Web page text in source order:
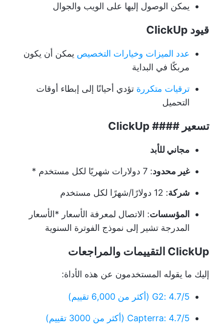
يمكن الوصول إليها على الويب والجوال
قيود ClickUp
عدد الميزات وخيارات التخصيص يمكن أن يكون
مربكًا في البداية
ترقيات متكررة تؤدي أحيانًا إلى إبطاء أوقات
التحميل
تسعير #### ClickUp
مجاني للأبد
غير محدود: 7 دولارات شهريًا لكل مستخدم *
شركة: 12 دولارًا/شهرًا لكل مستخدم
المؤسسات: الاتصال لمعرفة الأسعار *الأسعار
المدرجة تشير إلى نموذج الفوترة السنوية
ClickUp التقييمات والمراجعات
إليك ما يقوله المستخدمون عن هذه الأداة:
G2: 4.7/5 (أكثر من 6,000 تقييم)
Capterra: 4.7/5 (أكثر من 3000 تقييم)